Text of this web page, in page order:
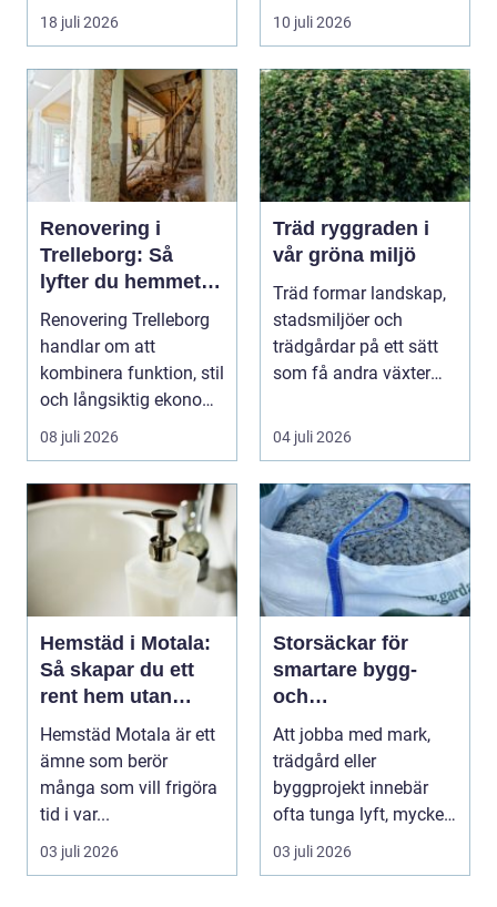
fler vill sän...
18 juli 2026
om det handlar om en
10 juli 2026
Renovering i
Trelleborg: Så
lyfter du hemmet
på ett smart sätt
Renovering Trelleborg
handlar om att
kombinera funktion, stil
och långsiktig ekonomi
i samma p...
08 juli 2026
Träd ryggraden i
vår gröna miljö
Träd formar landskap,
stadsmiljöer och
trädgårdar på ett sätt
som få andra växter
04 juli 2026
Hemstäd i Motala:
Så skapar du ett
rent hem utan
stress
Hemstäd Motala är ett
ämne som berör
många som vill frigöra
tid i var...
03 juli 2026
Storsäckar för
smartare bygg-
och
trädgårdsprojekt
Att jobba med mark,
trädgård eller
byggprojekt innebär
ofta tunga lyft, mycket
logis...
03 juli 2026